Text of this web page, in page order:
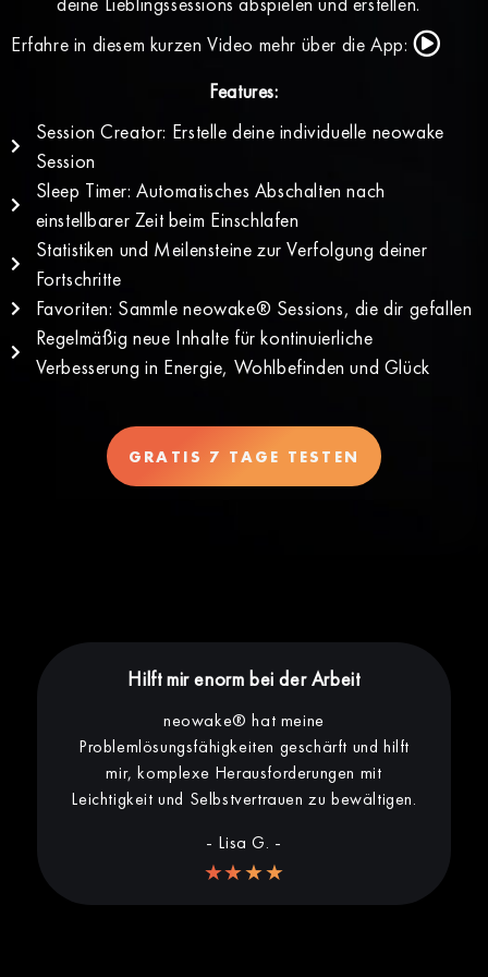
Erfahre in diesem kurzen Video mehr über die App:
Features:
Session Creator: Erstelle deine individuelle neowake
Session
Sleep Timer: Automatisches Abschalten nach
einstellbarer Zeit beim Einschlafen
Statistiken und Meilensteine zur Verfolgung deiner
Fortschritte
Favoriten: Sammle neowake® Sessions, die dir gefallen
Regelmäßig neue Inhalte für kontinuierliche
Verbesserung in Energie, Wohlbefinden und Glück
GRATIS 7 TAGE TESTEN
Hilft mir enorm bei der Arbeit
neowake® hat meine
Problemlösungsfähigkeiten geschärft und hilft
mir, komplexe Herausforderungen mit
Leichtigkeit und Selbstvertrauen zu bewältigen.
- Lisa G. -
★★★★